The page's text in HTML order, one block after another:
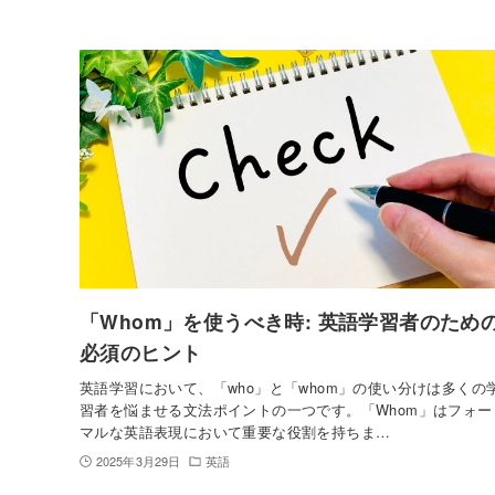
「Whom」を使うべき時: 英語学習者のため
必須のヒント
英語学習において、「who」と「whom」の使い分けは多くの
習者を悩ませる文法ポイントの一つです。「Whom」はフォー
マルな英語表現において重要な役割を持ちま…
2025年3月29日 英語